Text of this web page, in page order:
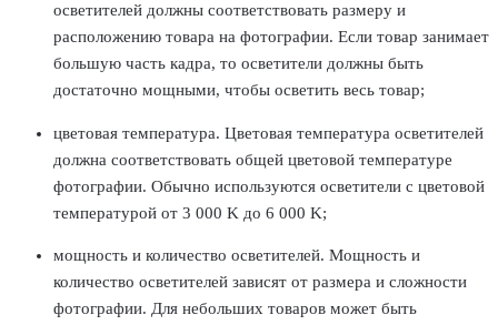
осветителей должны соответствовать размеру и
расположению товара на фотографии. Если товар занимает
большую часть кадра, то осветители должны быть
достаточно мощными, чтобы осветить весь товар;
цветовая температура. Цветовая температура осветителей
должна соответствовать общей цветовой температуре
фотографии. Обычно используются осветители с цветовой
температурой от 3 000 K до 6 000 K;
мощность и количество осветителей. Мощность и
количество осветителей зависят от размера и сложности
фотографии. Для небольших товаров может быть